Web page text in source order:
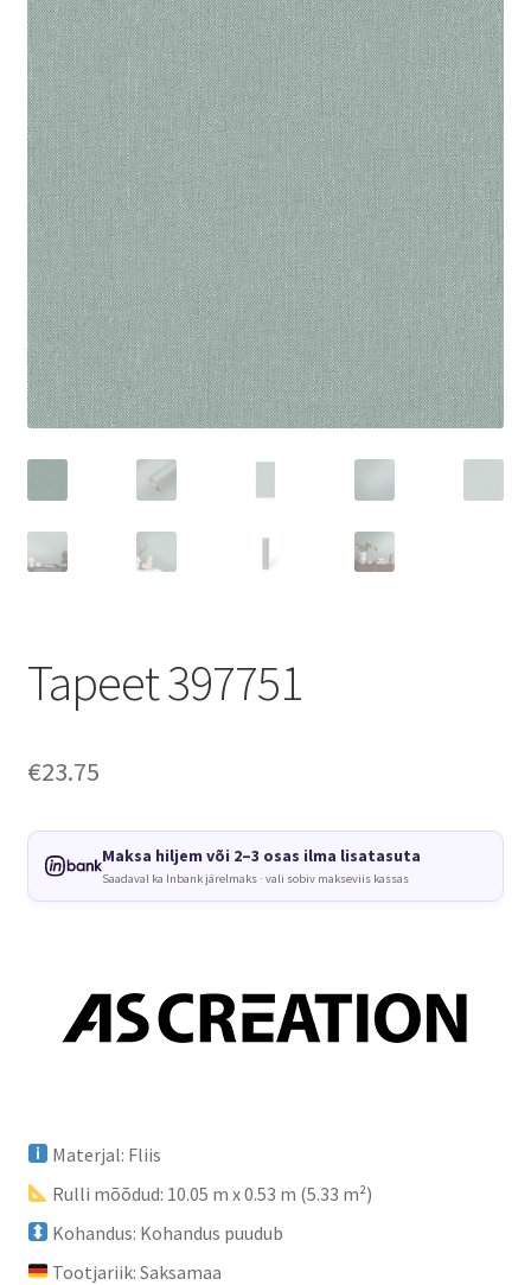
Tapeet 397751
€23.75
Maksa hiljem või 2–3 osas ilma lisatasuta
Saadaval ka Inbank järelmaks · vali sobiv makseviis kassas
Materjal: Fliis
Rulli mõõdud: 10.05 m x 0.53 m (5.33 m²)
Kohandus: Kohandus puudub
Tootjariik: Saksamaa